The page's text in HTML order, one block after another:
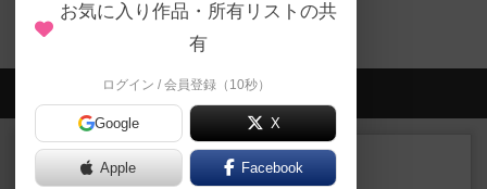
パカルのトップに戻る
会員の新しい投稿
レビュー
ワンラウンド
お気に入り作品・所有リストの共
有
ログイン / 会員登録（10秒）
Google X
Apple Facebook